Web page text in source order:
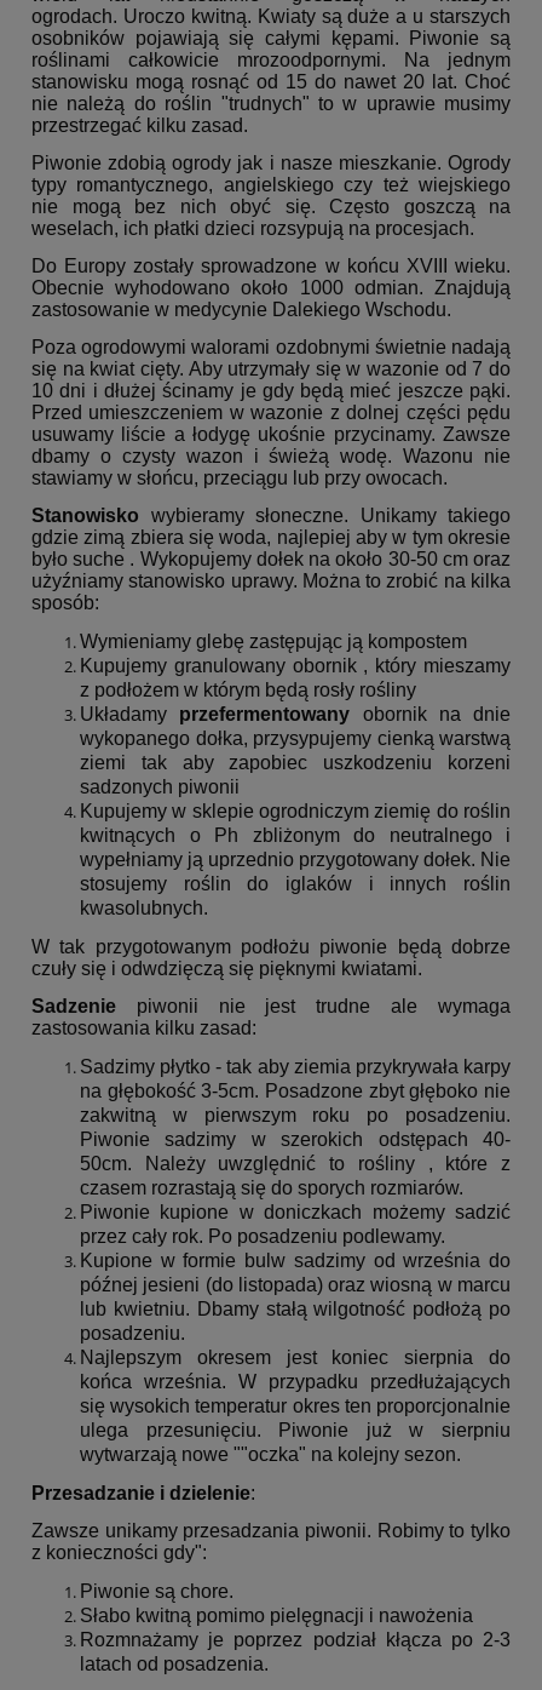
ogrodach. Uroczo kwitną. Kwiaty są duże a u starszych
osobników pojawiają się całymi kępami. Piwonie są
roślinami całkowicie mrozoodpornymi. Na jednym
stanowisku mogą rosnąć od 15 do nawet 20 lat. Choć
nie należą do roślin "trudnych" to w uprawie musimy
przestrzegać kilku zasad.
Piwonie zdobią ogrody jak i nasze mieszkanie. Ogrody
typy romantycznego, angielskiego czy też wiejskiego
nie mogą bez nich obyć się. Często goszczą na
weselach, ich płatki dzieci rozsypują na procesjach.
Do Europy zostały sprowadzone w końcu XVIII wieku.
Obecnie wyhodowano około 1000 odmian. Znajdują
zastosowanie w medycynie Dalekiego Wschodu.
Poza ogrodowymi walorami ozdobnymi świetnie nadają
się na kwiat cięty. Aby utrzymały się w wazonie od 7 do
10 dni i dłużej ścinamy je gdy będą mieć jeszcze pąki.
Przed umieszczeniem w wazonie z dolnej części pędu
usuwamy liście a łodygę ukośnie przycinamy. Zawsze
dbamy o czysty wazon i świeżą wodę. Wazonu nie
stawiamy w słońcu, przeciągu lub przy owocach.
Stanowisko wybieramy słoneczne. Unikamy takiego
gdzie zimą zbiera się woda, najlepiej aby w tym okresie
było suche . Wykopujemy dołek na około 30-50 cm oraz
użyźniamy stanowisko uprawy. Można to zrobić na kilka
sposób:
Wymieniamy glebę zastępując ją kompostem
Kupujemy granulowany obornik , który mieszamy
z podłożem w którym będą rosły rośliny
Układamy przefermentowany obornik na dnie
wykopanego dołka, przysypujemy cienką warstwą
ziemi tak aby zapobiec uszkodzeniu korzeni
sadzonych piwonii
Kupujemy w sklepie ogrodniczym ziemię do roślin
kwitnących o Ph zbliżonym do neutralnego i
wypełniamy ją uprzednio przygotowany dołek. Nie
stosujemy roślin do iglaków i innych roślin
kwasolubnych.
W tak przygotowanym podłożu piwonie będą dobrze
czuły się i odwdzięczą się pięknymi kwiatami.
Sadzenie piwonii nie jest trudne ale wymaga
zastosowania kilku zasad:
Sadzimy płytko - tak aby ziemia przykrywała karpy
na głębokość 3-5cm. Posadzone zbyt głęboko nie
zakwitną w pierwszym roku po posadzeniu.
Piwonie sadzimy w szerokich odstępach 40-
50cm. Należy uwzględnić to rośliny , które z
czasem rozrastają się do sporych rozmiarów.
Piwonie kupione w doniczkach możemy sadzić
przez cały rok. Po posadzeniu podlewamy.
Kupione w formie bulw sadzimy od września do
późnej jesieni (do listopada) oraz wiosną w marcu
lub kwietniu. Dbamy stałą wilgotność podłożą po
posadzeniu.
Najlepszym okresem jest koniec sierpnia do
końca września. W przypadku przedłużających
się wysokich temperatur okres ten proporcjonalnie
ulega przesunięciu. Piwonie już w sierpniu
wytwarzają nowe ""oczka" na kolejny sezon.
Przesadzanie i dzielenie:
Zawsze unikamy przesadzania piwonii. Robimy to tylko
z konieczności gdy":
Piwonie są chore.
Słabo kwitną pomimo pielęgnacji i nawożenia
Rozmnażamy je poprzez podział kłącza po 2-3
latach od posadzenia.